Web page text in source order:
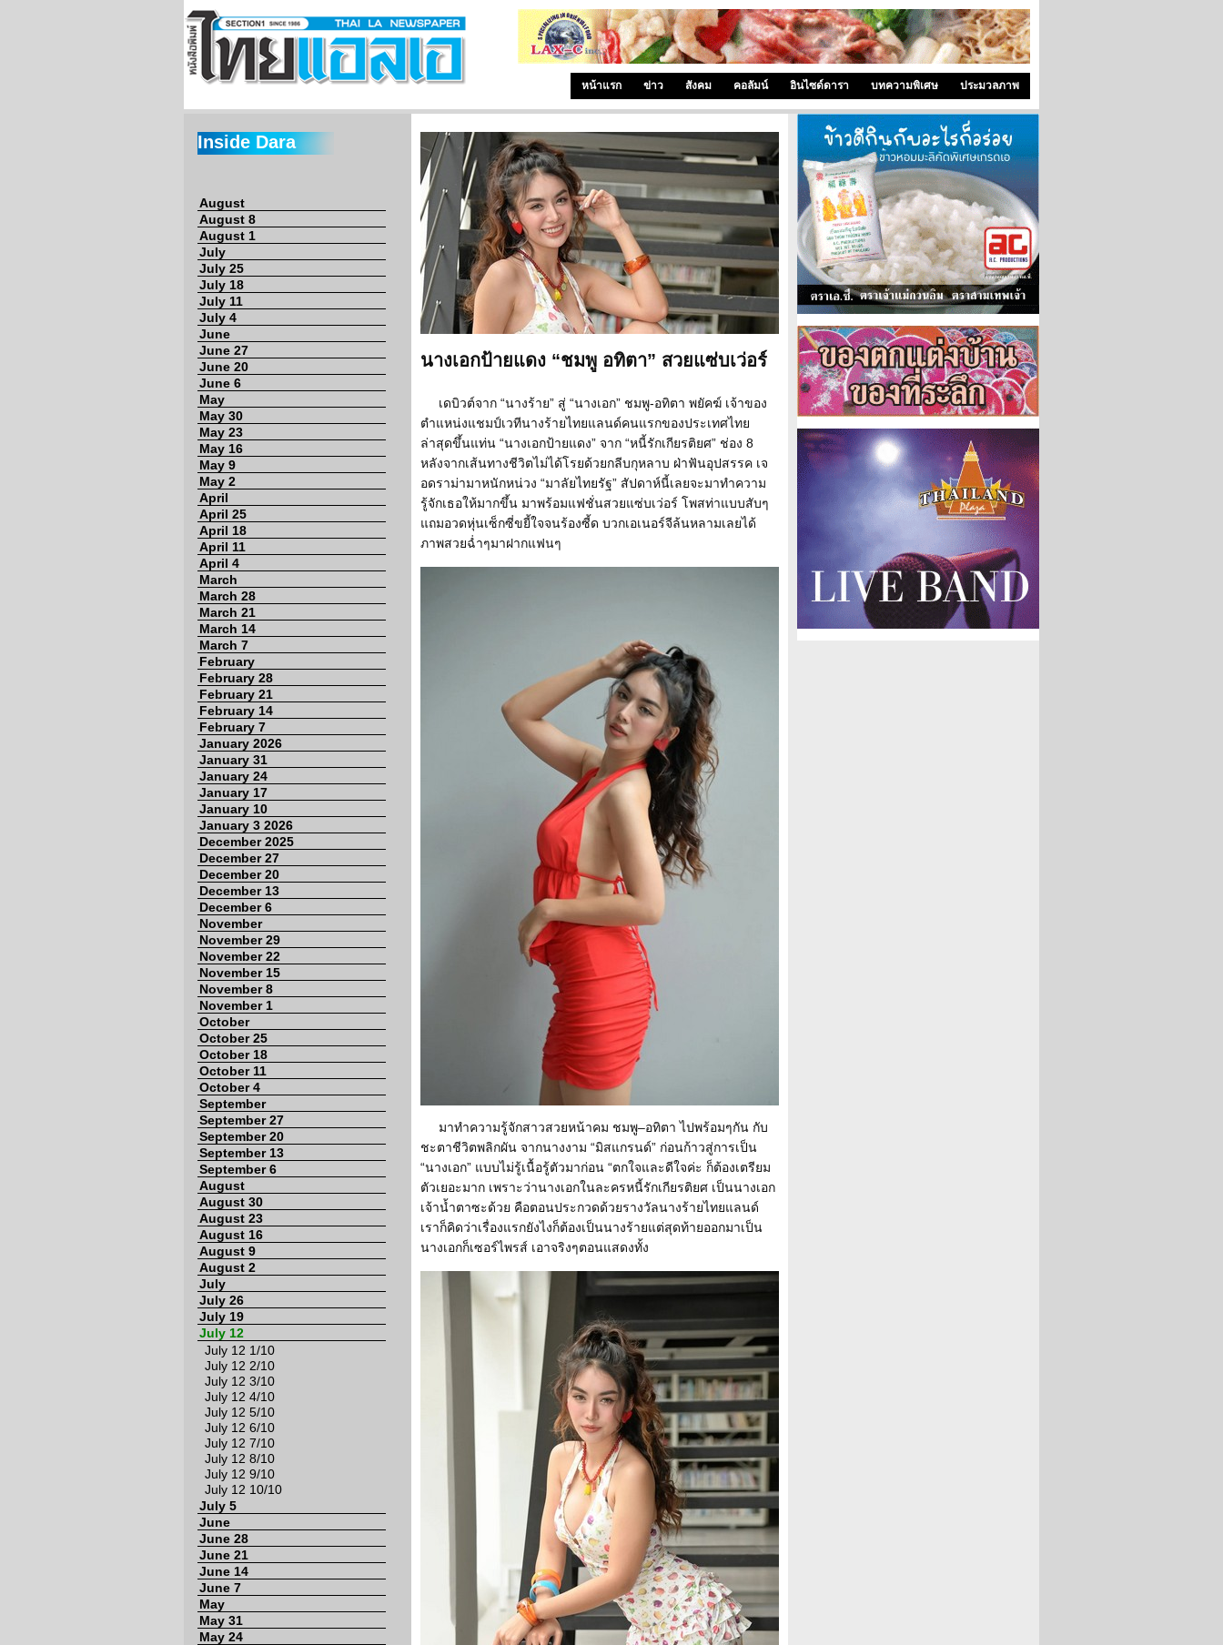
หน้าแรก ข่าว สังคม คอลัมน์ อินไซด์ดารา บทความพิเศษ ประมวลภาพ
Inside Dara
August
August 8
August 1
July
July 25
July 18
July 11
July 4
June
June 27
June 20
June 6
May
May 30
May 23
May 16
May 9
May 2
April
April 25
April 18
April 11
April 4
March
March 28
March 21
March 14
March 7
February
February 28
February 21
February 14
February 7
January 2026
January 31
January 24
January 17
January 10
January 3 2026
December 2025
December 27
December 20
December 13
December 6
November
November 29
November 22
November 15
November 8
November 1
October
October 25
October 18
October 11
October 4
September
September 27
September 20
September 13
September 6
August
August 30
August 23
August 16
August 9
August 2
July
July 26
July 19
July 12
July 12 1/10
July 12 2/10
July 12 3/10
July 12 4/10
July 12 5/10
July 12 6/10
July 12 7/10
July 12 8/10
July 12 9/10
July 12 10/10
July 5
June
June 28
June 21
June 14
June 7
May
May 31
May 24
นางเอกป้ายแดง “ชมพู อทิตา” สวยแซ่บเว่อร์
เดบิวต์จาก “นางร้าย” สู่ “นางเอก” ชมพู-อทิตา พยัคฆ์ เจ้าของ
ตำแหน่งแชมป์เวทีนางร้ายไทยแลนด์คนแรกของประเทศไทย
ล่าสุดขึ้นแท่น “นางเอกป้ายแดง” จาก “หนี้รักเกียรติยศ” ช่อง 8
หลังจากเส้นทางชีวิตไม่ได้โรยด้วยกลีบกุหลาบ ฝ่าฟันอุปสรรค เจ
อดราม่ามาหนักหน่วง “มาลัยไทยรัฐ” สัปดาห์นี้เลยจะมาทำความ
รู้จักเธอให้มากขึ้น มาพร้อมแฟชั่นสวยแซ่บเว่อร์ โพสท่าแบบสับๆ
แถมอวดหุ่นเซ็กซี่ขยี้ใจจนร้องซี้ด บวกเอเนอร์จีล้นหลามเลยได้
ภาพสวยฉ่ำๆมาฝากแฟนๆ
มาทำความรู้จักสาวสวยหน้าคม ชมพู–อทิตา ไปพร้อมๆกัน กับ
ชะตาชีวิตพลิกผัน จากนางงาม “มิสแกรนด์” ก่อนก้าวสู่การเป็น
“นางเอก” แบบไม่รู้เนื้อรู้ตัวมาก่อน “ตกใจและดีใจค่ะ ก็ต้องเตรียม
ตัวเยอะมาก เพราะว่านางเอกในละครหนี้รักเกียรติยศ เป็นนางเอก
เจ้าน้ำตาซะด้วย คือตอนประกวดด้วยรางวัลนางร้ายไทยแลนด์
เราก็คิดว่าเรื่องแรกยังไงก็ต้องเป็นนางร้ายแต่สุดท้ายออกมาเป็น
นางเอกก็เซอร์ไพรส์ เอาจริงๆตอนแสดงทั้ง